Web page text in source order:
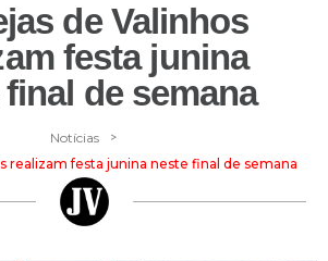
de Valinhos
festa junina
de semana
Notícias >
realizam festa junina neste final de semana